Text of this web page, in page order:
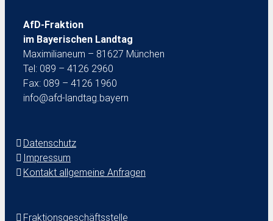
AfD-Fraktion
im Bayerischen Landtag
Maximilianeum – 81627 München
Tel: 089 – 4126 2960
Fax: 089 – 4126 1960
info@afd-landtag.bayern
Datenschutz
Impressum
Kontakt allgemeine Anfragen
Fraktionsgeschäftsstelle